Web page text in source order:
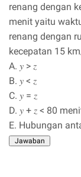
renang dengan
menit yaitu
renang dengan
kecepatan 15
A. 𝑦 > 𝑧
B. 𝑦 < 𝑧
C. 𝑦 = 𝑧
D. 𝑦 + 𝑧 < 80
E. Hubungan